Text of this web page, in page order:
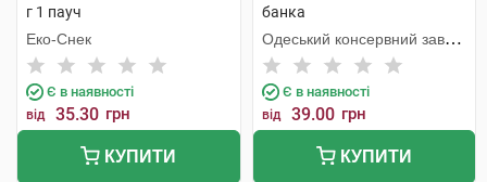
г 1 пауч
Еко-Снек
Є в наявності
від 35.30 грн
КУПИТИ
банка
Одеський консервний завод
дитячого харчування
Є в наявності
від 39.00 грн
КУПИТИ